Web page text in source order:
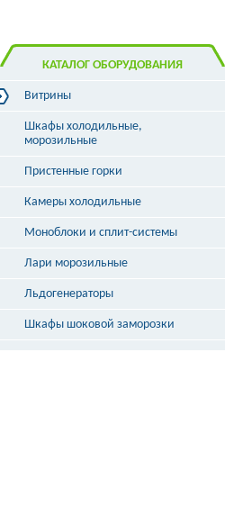
КАТАЛОГ ОБОРУДОВАНИЯ
Витрины
Витрины холодильные
Витрины морозильные
Витрины кондитерские
Витрины угловые
Витрины «рыба на льду»
Шкафы холодильные,
морозильные
Пристенные горки
Камеры холодильные
Моноблоки и сплит-системы
Лари морозильные
Льдогенераторы
Шкафы шоковой заморозки